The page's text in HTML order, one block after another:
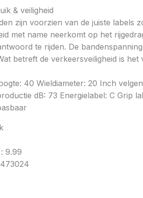
& veiligheid
zijn voorzien van de juiste labels
met name neerkomt op het
te rijden. De
betreft de verkeersveiligheid is
40 Wieldiameter: 20 Inch
dB: 73 Energielabel: C Grip
9.99